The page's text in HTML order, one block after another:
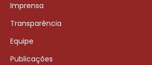
Imprensa
Transparência
Equipe
Publicações